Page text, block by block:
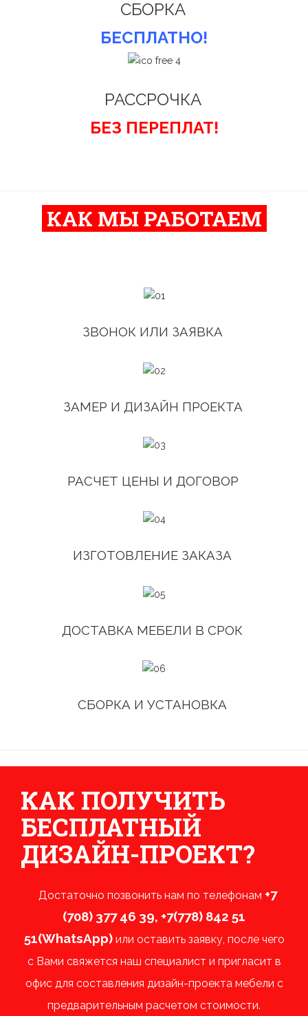
СБОРКА
БЕСПЛАТНО!
РАССРОЧКА
БЕЗ ПЕРЕПЛАТ!
КАК МЫ РАБОТАЕМ
ЗВОНОК ИЛИ ЗАЯВКА
ЗАМЕР И ДИЗАЙН ПРОЕКТА
РАСЧЕТ ЦЕНЫ И ДОГОВОР
ИЗГОТОВЛЕНИЕ ЗАКАЗА
ДОСТАВКА МЕБЕЛИ В СРОК
СБОРКА И УСТАНОВКА
КАК ПОЛУЧИТЬ
БЕСПЛАТНЫЙ
ДИЗАЙН-ПРОЕКТ?
Достаточно позвонить нам по телефонам +7
(708) 377 46 39, +7(778) 842 51
51(WhatsApp)или оставить заявку, после чего
с Вами свяжется наш специалист и пригласит в
офис для составления дизайн-проекта мебели с
предварительным расчетом стоимости.